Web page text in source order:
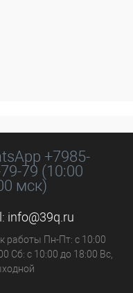
+7985-
79 (10:00
мск)
info@39q.ru
работы Пн-Пт: с 10:00
Сб: с 10:00 до 18:00 Вс,